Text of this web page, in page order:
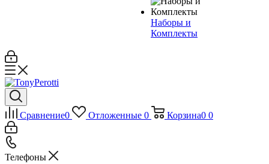
Наборы и
Комплекты
Сравнение0 Отложенные 0 Корзина0 0
Телефоны